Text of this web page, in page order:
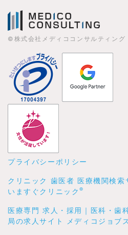
©株式会社メディココンサルティング
プライバシーポリシー
クリニック 歯医者 医療機関検索
いますぐクリニック®
医療専門 求人・採用｜医科・歯
局の求人サイト メディコジョブ